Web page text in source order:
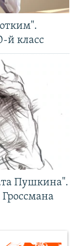
й класс
Пушкина".